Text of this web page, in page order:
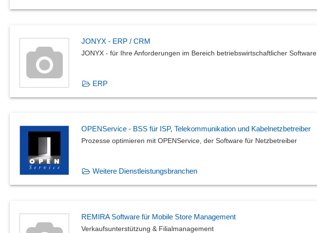
JONYX - ERP / CRM
JONYX - für Ihre Anforderungen im Bereich betriebswirtschaftlicher Software
ERP
OPENService - BSS für ISP, Telekommunikation und Kabelnetzbetreiber
Prozesse optimieren mit OPENService, der Software für Netzbetreiber
Weitere Dienstleistungsbranchen
REMIRA Software für Mobile Store Management
Verkaufsunterstützung & Filialmanagement